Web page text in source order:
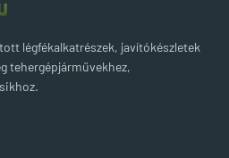
légfékalkatrészek, javítókészletek
tehergépjárművekhez,